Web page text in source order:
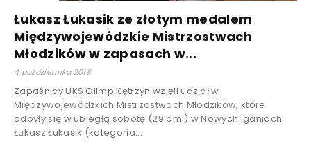
Łukasz Łukasik ze złotym medalem
Międzywojewódzkie Mistrzostwach
Młodzików w zapasach w...
4 października 2018
Zapaśnicy UKS Olimp Kętrzyn wzięli udział w
Międzywojewódzkich Mistrzostwach Młodzików, które
odbyły się w ubiegłą sobotę (29 bm.) w Nowych Iganiach.
Łukasz Łukasik (kategoria...